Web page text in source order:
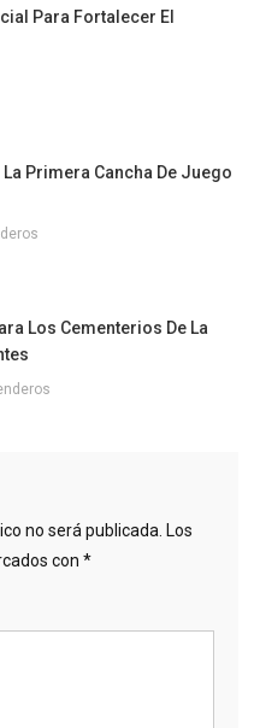
Para Fortalecer El
Primera Cancha De Juego
Los Cementerios De La
no será publicada. Los
con *